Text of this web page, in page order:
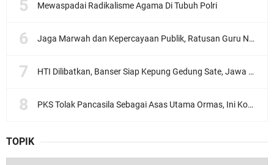
Mewaspadai Radikalisme Agama Di Tubuh Polri
Jaga Marwah dan Kepercayaan Publik, Ratusan Guru Ngaji Kota Malang Serukan Deklarasi Ramah Anak
HTI Dilibatkan, Banser Siap Kepung Gedung Sate, Jawa Barat
PKS Tolak Pancasila Sebagai Asas Utama Ormas, Ini Komentar PBNU
TOPIK